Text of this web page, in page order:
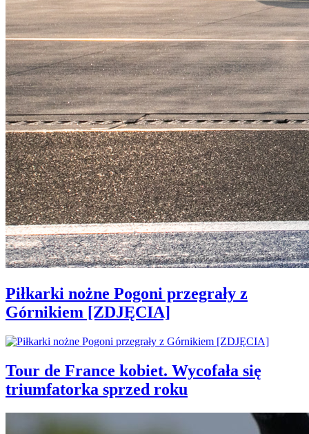
Piłkarki nożne Pogoni przegrały z
Górnikiem [ZDJĘCIA]
Tour de France kobiet. Wycofała się
triumfatorka sprzed roku